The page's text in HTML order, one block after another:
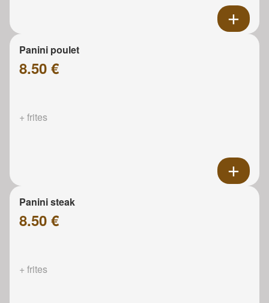
Panini poulet
8.50 €
+ frites
Panini steak
8.50 €
+ frites